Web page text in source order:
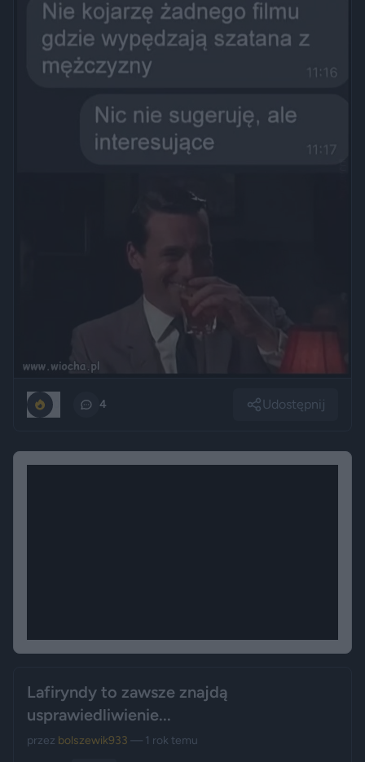
4 Udostępnij
Lafiryndy to zawsze znajdą
usprawiedliwienie...
przez bolszewik933 — 1 rok temu